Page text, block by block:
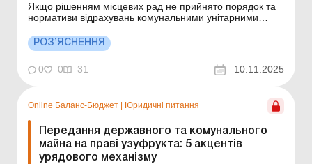
Якщо рішенням місцевих рад не прийнято порядок та
нормативи відрахувань комунальними унітарними
прибутку (доходу), то такі підприємства не здійснюють
відрахування частини чистого прибутку (доходу) до
місцевих бюджетів та, відповідно, штрафні са...
РОЗ’ЯСНЕННЯ
0 0 31 10.11.2025
Online Баланс-Бюджет Юридичні питання
Передання державного та комунального
майна на праві узуфрукта: 5 акцентів
урядового механізму